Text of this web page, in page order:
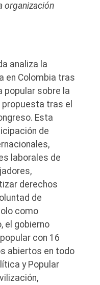
organización
analiza la
en Colombia tras
popular sobre la
tras el
Esta
de
laborales de
derechos
de
como
el gobierno
con 16
abiertos en todo
y Popular